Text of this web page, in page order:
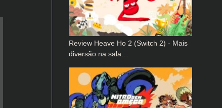
Review Heave Ho 2 (Switch 2) - Mais
diversão na sala…